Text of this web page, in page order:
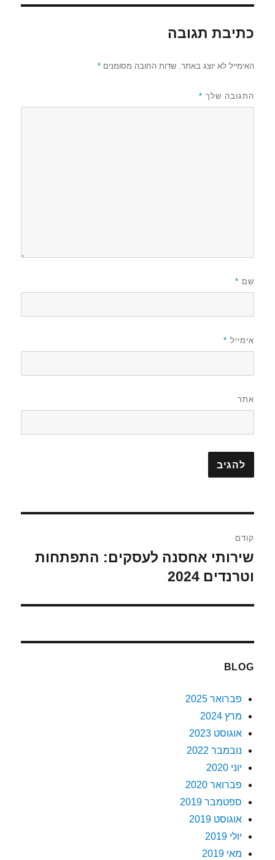
כתיבת תגובה
האימייל לא יוצג באתר. שדות החובה מסומנים*
התגובה שלך *
שם *
אימייל *
אתר
קודם
הפוסט
הקודם:
שירותי אחסנה לעסקים: התפתחות
וטרנדים 2024
BLOG
פברואר 2025
מרץ 2024
אוגוסט 2023
נובמבר 2022
יוני 2020
פברואר 2020
ספטמבר 2019
אוגוסט 2019
יולי 2019
מאי 2019